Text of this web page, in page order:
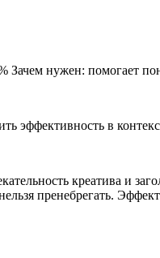
Зачем нужен: помогает
эффективность в
креатива и
пренебрегать.